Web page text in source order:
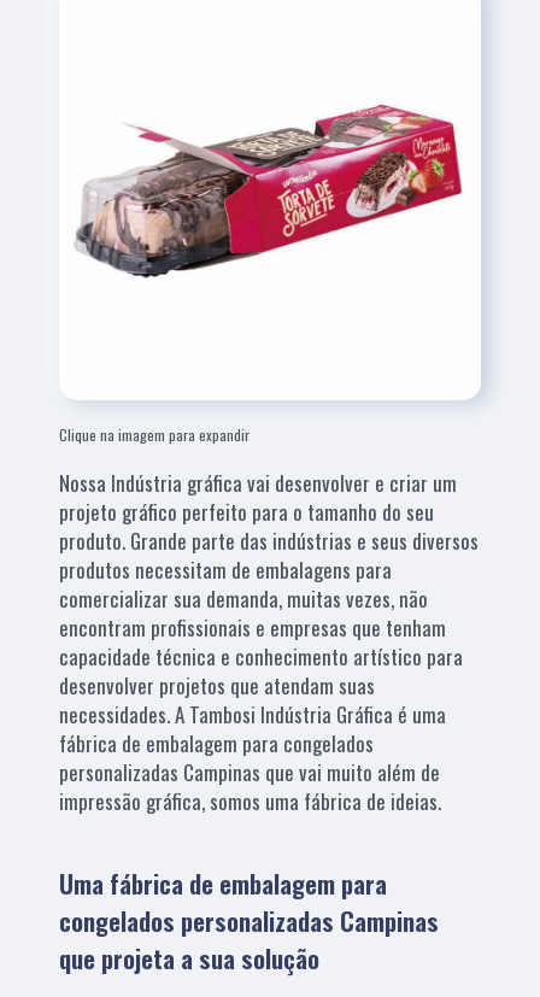
Clique na imagem para expandir
Nossa Indústria gráfica vai desenvolver e criar um
projeto gráfico perfeito para o tamanho do seu
produto. Grande parte das indústrias e seus diversos
produtos necessitam de embalagens para
comercializar sua demanda, muitas vezes, não
encontram profissionais e empresas que tenham
capacidade técnica e conhecimento artístico para
desenvolver projetos que atendam suas
necessidades. A Tambosi Indústria Gráfica é uma
fábrica de embalagem para congelados
personalizadas Campinas que vai muito além de
impressão gráfica, somos uma fábrica de ideias.
Uma fábrica de embalagem para
congelados personalizadas Campinas
que projeta a sua solução